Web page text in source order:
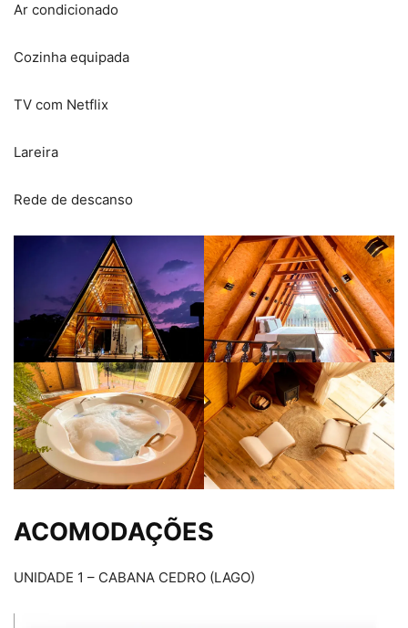
Ar condicionado
Cozinha equipada
TV com Netflix
Lareira
Rede de descanso
ACOMODAÇÕES
UNIDADE 1 – CABANA CEDRO (LAGO)